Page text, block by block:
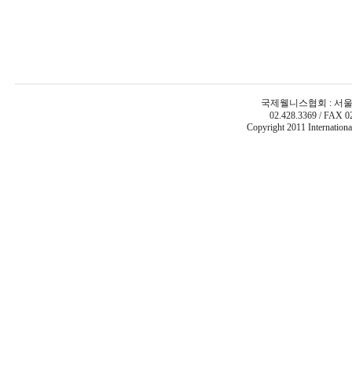
국제웰니스협회 : 서
02.428.3369 / FAX
Copyright 2011